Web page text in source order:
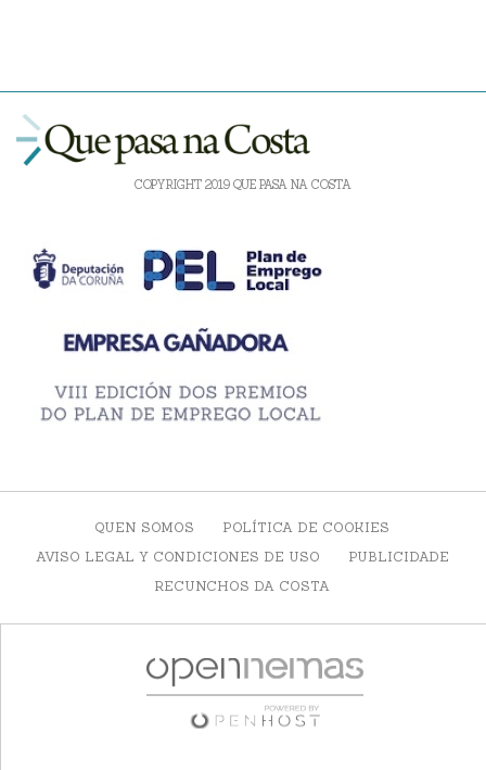
COPYRIGHT 2019 QUE PASA NA COSTA
QUEN SOMOS
POLÍTICA DE COOKIES
AVISO LEGAL Y CONDICIONES DE USO
PUBLICIDADE
RECUNCHOS DA COSTA